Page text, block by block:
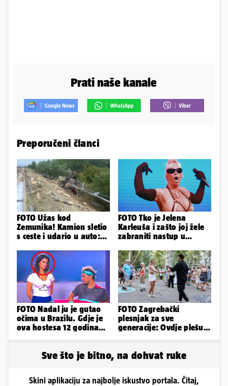
Prati naše kanale
Preporučeni članci
FOTO Užas kod
Zemunika! Kamion sletio
s ceste i udario u auto:
FOTO Tko je Jelena
Karleuša i zašto joj žele
zabraniti nastup u
govorila...
FOTO Nadal ju je gutao
očima u Brazilu. Gdje je
ova hostesa 12 godina
FOTO Zagrebački
plesnjak za sve
generacije: Ovdje plešu
Sve što je bitno, na dohvat ruke
Skini aplikaciju za najbolje iskustvo portala. Čitaj,